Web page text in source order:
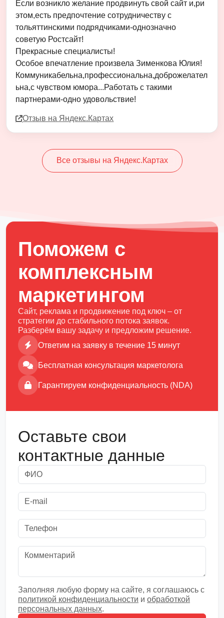
Если возникло желание продвинуть свой сайт и,ри
этом,есть предпочтение сотрудничеству с
тольяттинскими подрядчиками-однозначно
советую Ростсайт!
Прекрасные специалисты!
Особое впечатление произвела Зименкова Юлия!
Коммуникабельна,профессиональна,доброжелател
ьна,с чувством юмора...Работать с такими
партнерами-одно удовольствие!
Отзыв на Яндекс.Картах
Все отзывы на Яндекс.Картах
Поможем с
комплексным
маркетингом
Сайт, реклама и продвижение под ключ – от
стратегии до стабильного потока заявок.
Разберём вашу задачу и предложим решение.
Ответим на заявку в течение 15 минут
Бесплатная консультация маркетолога
Гарантируем конфиденциальность (NDA)
Оставьте свои
контактные данные
Заполняя любую форму на сайте, я соглашаюсь с
политикой конфиденциальности и обработкой
персональных данных.